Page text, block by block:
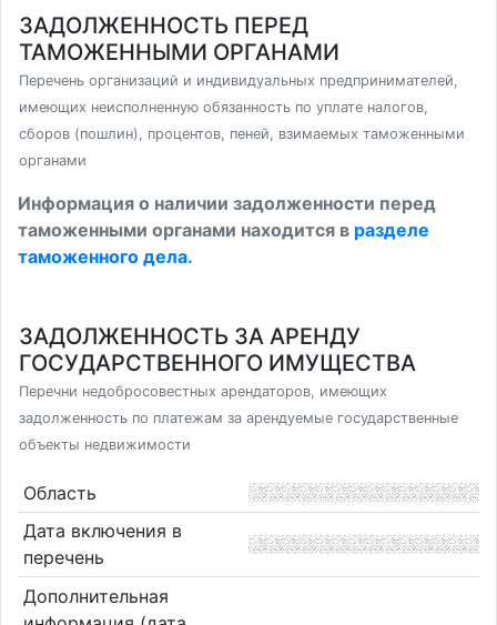
ЗАДОЛЖЕННОСТЬ ПЕРЕД
ТАМОЖЕННЫМИ ОРГАНАМИ
Перечень организаций и индивидуальных предпринимателей,
имеющих неисполненную обязанность по уплате налогов,
сборов (пошлин), процентов, пеней, взимаемых таможенными
органами
Информация о наличии задолженности перед
таможенными органами находится в разделе
таможенного дела.
ЗАДОЛЖЕННОСТЬ ЗА АРЕНДУ
ГОСУДАРСТВЕННОГО ИМУЩЕСТВА
Перечни недобросовестных арендаторов, имеющих
задолженность по платежам за арендуемые государственные
объекты недвижимости
Область
Дата включения в
перечень
Дополнительная